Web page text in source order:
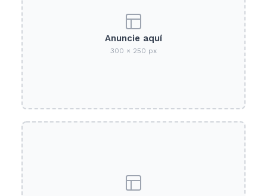
Anuncie aquí
300 × 250 px